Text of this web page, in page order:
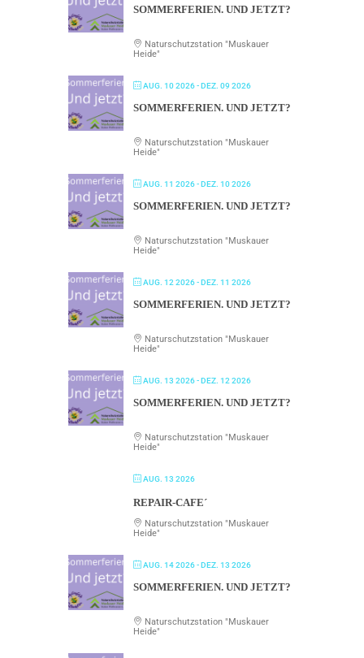
SOMMERFERIEN. UND JETZT?
Naturschutzstation "Muskauer
Heide"
AUG. 10 2026- DEZ. 09 2026
SOMMERFERIEN. UND JETZT?
Naturschutzstation "Muskauer
Heide"
AUG. 11 2026- DEZ. 10 2026
SOMMERFERIEN. UND JETZT?
Naturschutzstation "Muskauer
Heide"
AUG. 12 2026- DEZ. 11 2026
SOMMERFERIEN. UND JETZT?
Naturschutzstation "Muskauer
Heide"
AUG. 13 2026- DEZ. 12 2026
SOMMERFERIEN. UND JETZT?
Naturschutzstation "Muskauer
Heide"
AUG. 13 2026
REPAIR-CAFE´
Naturschutzstation "Muskauer
Heide"
AUG. 14 2026- DEZ. 13 2026
SOMMERFERIEN. UND JETZT?
Naturschutzstation "Muskauer
Heide"